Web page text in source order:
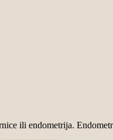
ili endometrija.